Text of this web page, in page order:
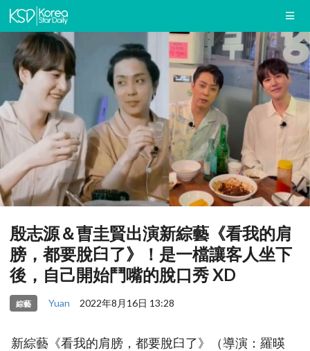
殷志源＆曺圭賢出演新綜藝《看我的肩
膀，都要脫臼了》！是一檔讓客人坐下
後，自己開始鬥嘴的脫口秀 XD
綜藝 Yuan 2022年8月16日 13:28
新綜藝《看我的肩膀，都要脫臼了》（導演：羅暎